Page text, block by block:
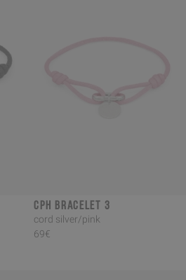
CPH BRACELET 3
cord silver/pink
69€